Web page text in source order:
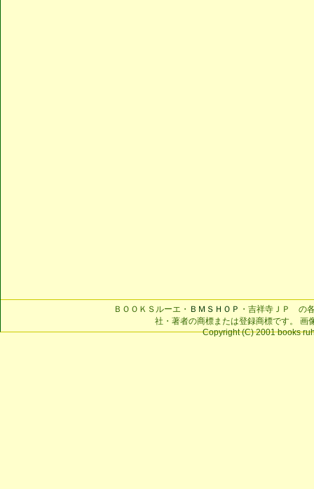
ＢＯＯＫＳルーエ・ ＢＭＳＨＯＰ ・吉祥寺ＪＰ の
社・著者の商標または登録商標です。 画
Copyright (C) 2001 books